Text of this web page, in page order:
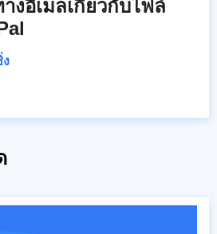
งอีเมลเกี่ยวกับไฟล์